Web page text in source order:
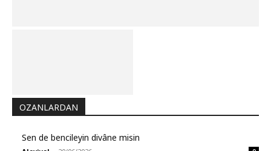
OZANLARDAN
Sen de bencileyin divâne misin